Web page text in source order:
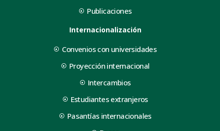
Publicaciones
Internacionalización
Convenios con universidades
Proyección internacional
Intercambios
Estudiantes extranjeros
Pasantías internacionales